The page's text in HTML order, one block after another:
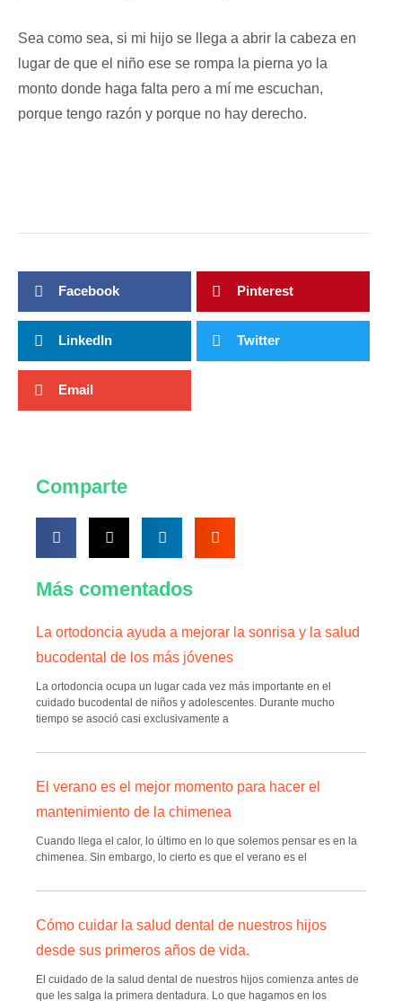
Sea como sea, si mi hijo se llega a abrir la cabeza en
lugar de que el niño ese se rompa la pierna yo la
monto donde haga falta pero a mí me escuchan,
porque tengo razón y porque no hay derecho.
Facebook Pinterest
LinkedIn Twitter
Email
Comparte
Más comentados
La ortodoncia ayuda a mejorar la sonrisa y la salud
bucodental de los más jóvenes
La ortodoncia ocupa un lugar cada vez más importante en el
cuidado bucodental de niños y adolescentes. Durante mucho
tiempo se asoció casi exclusivamente a
El verano es el mejor momento para hacer el
mantenimiento de la chimenea
Cuando llega el calor, lo último en lo que solemos pensar es en la
chimenea. Sin embargo, lo cierto es que el verano es el
Cómo cuidar la salud dental de nuestros hijos
desde sus primeros años de vida.
El cuidado de la salud dental de nuestros hijos comienza antes de
que les salga la primera dentadura. Lo que hagamos en los